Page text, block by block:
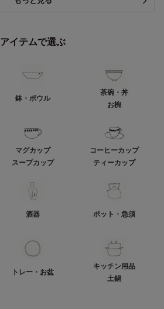
アイテムで選ぶ
鉢・ボウル
茶碗・丼
お椀
マグカップ
スープカップ
コーヒーカップ
ティーカップ
酒器 ポット・急須
トレー・お盆
キッチン用品
土鍋